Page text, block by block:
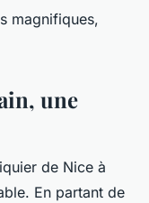
magnifiques,
une
de Nice à
En partant de